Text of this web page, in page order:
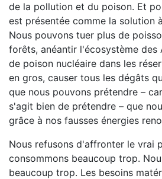
de la pollution et du poison. Et
est présentée comme la solution
Nous pouvons tuer plus de
forêts, anéantir l'écosystème des
de poison nucléaire dans les
en gros, causer tous les dégâts
que nous pouvons prétendre –
s'agit bien de prétendre – que
grâce à nos fausses énergies
Nous refusons d'affronter le vrai
consommons beaucoup trop.
beaucoup trop. Les besoins